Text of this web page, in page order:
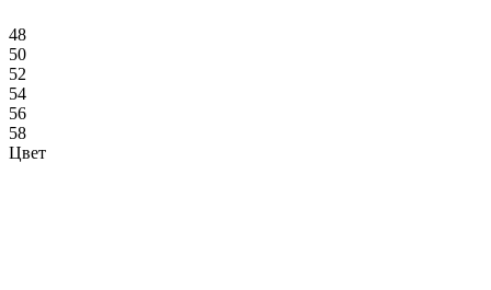
48
50
52
54
56
58
Цвет